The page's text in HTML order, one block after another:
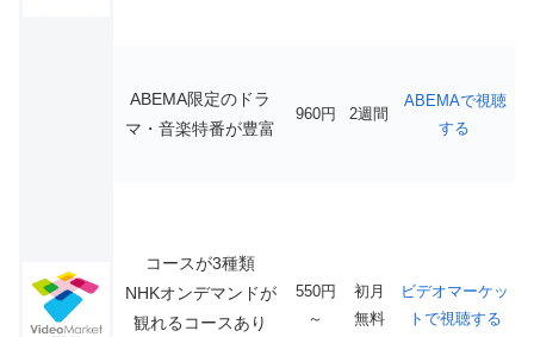
ABEMA限定のドラ
マ・音楽特番が豊富
960円 2週間
ABEMAで視聴
する
コースが3種類
NHKオンデマンドが
観れるコースあり
550円
～
初月
無料
ビデオマーケッ
トで視聴する